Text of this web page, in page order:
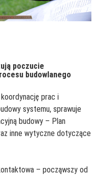
poczucie
budowlanego
prac i
systemu, sprawuje
budowy – Plan
inne wytyczne dotyczące
– począwszy od